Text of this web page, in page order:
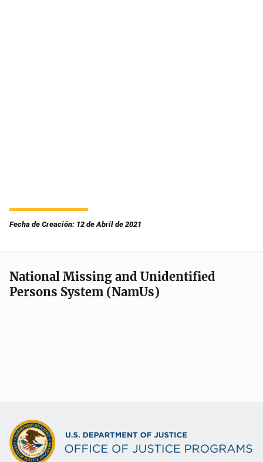
Fecha de Creación: 12 de Abril de 2021
National Missing and Unidentified
Persons System (NamUs)